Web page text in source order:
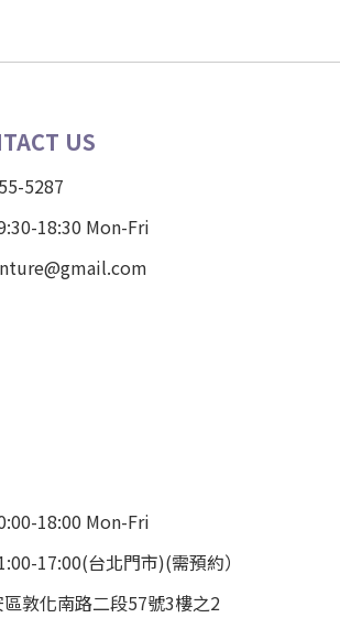
US
5287
18:30 Mon-Fri
18:00 Mon-Fri
台北門市)(需預約）
敦化南路二段57號3樓之2